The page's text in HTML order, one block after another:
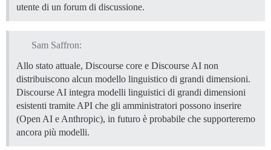
utente di un forum di discussione.
Sam Saffron:
Allo stato attuale, Discourse core e Discourse AI non
distribuiscono alcun modello linguistico di grandi dimensioni.
Discourse AI integra modelli linguistici di grandi dimensioni
esistenti tramite API che gli amministratori possono inserire
(Open AI e Anthropic), in futuro è probabile che supporteremo
ancora più modelli.